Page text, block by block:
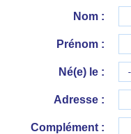
Nom :
Prénom :
Né(e) le :
Adresse :
Complément :